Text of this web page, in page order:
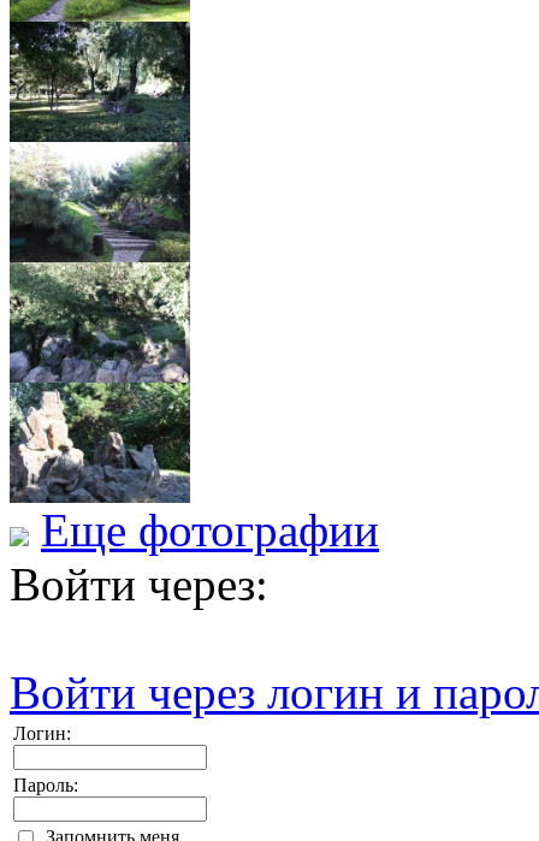
Еще фотографии
Войти через:
Войти через логин и
Логин:
Пароль:
Запомнить меня